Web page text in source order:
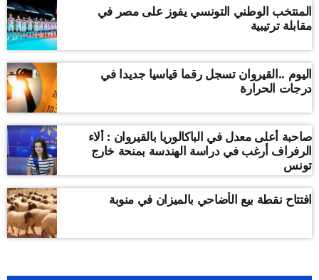
المنتخب الوطني التونسي يفوز على مصر في
مقابلة ترتيبية
اليوم ..القيروان تسجل رقما قياسيا جديدا في
درجات الحرارة
صاحبة أعلى معدل في الباكالوريا بالقيروان : ألاء
الرفراف أرغب في دراسة الهندسة بمنحة خارج
تونس
افتتاح نقطة بيع الأضاحي بالميزان في منوبة